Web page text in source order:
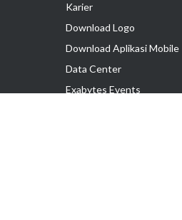
Karier
Download Logo
Download Aplikasi Mobile
Data Center
Exabytes Events